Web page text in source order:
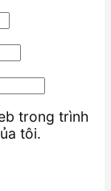
trong trình
tôi.